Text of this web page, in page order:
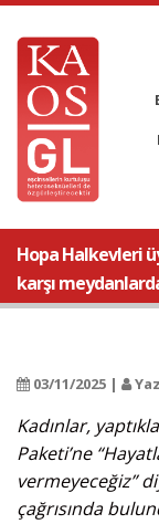
Hopa Halkevleri
karşı
03/11/2025 |
Kadınlar,
Paketi’ne
vermeyeceğiz”
çağrısında